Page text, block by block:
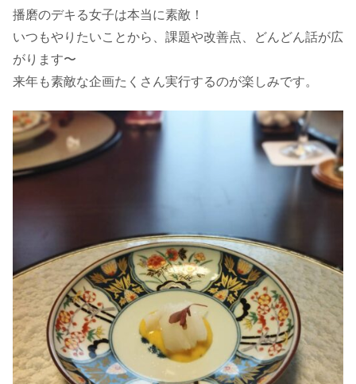
播磨のデキる女子は本当に素敵！
いつもやりたいことから、課題や改善点、どんどん話が広
がります〜
来年も素敵な企画たくさん実行するのが楽しみです。